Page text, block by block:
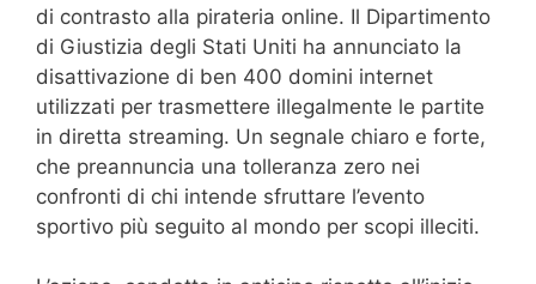
di contrasto alla pirateria online. Il Dipartimento
di Giustizia degli Stati Uniti ha annunciato la
disattivazione di ben 400 domini internet
utilizzati per trasmettere illegalmente le partite
in diretta streaming. Un segnale chiaro e forte,
che preannuncia una tolleranza zero nei
confronti di chi intende sfruttare l’evento
sportivo più seguito al mondo per scopi illeciti.